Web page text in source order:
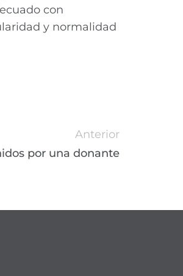
con
y normalidad
Anterior
por una donante